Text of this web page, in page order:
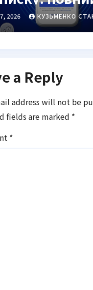
2026 КУЗЬМЕНКО
a Reply
address will not be
fields are marked *
*